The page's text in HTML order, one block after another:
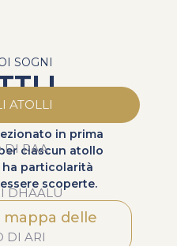
SOGNI
I
in prima
ciascun atollo
ha particolarità
scoperte.
mappa delle
ATOLLI
DI RAA
DHAALU
DI ARI